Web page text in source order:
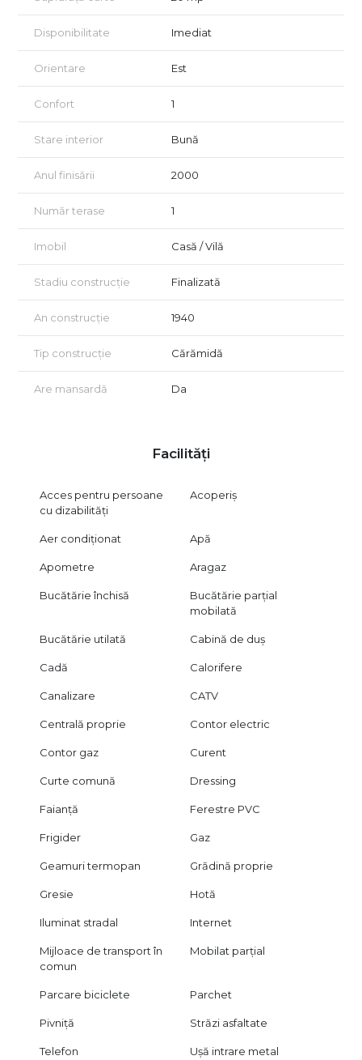
Vizionarea imobilului se face doar in baza semnarii unui acord
de vizionare conform art 2.096-2.102 din Codului Civil.
Disponibilitate Imediat
Orientare Est
Confort 1
Stare interior Bună
Anul finisării 2000
Număr terase 1
Imobil Casă / Vilă
Stadiu construcție Finalizată
An construcție 1940
Tip construcție Cărămidă
Are mansardă Da
Facilități
Acces pentru persoane
cu dizabilități
Acoperiș
Aer condiționat Apă
Apometre Aragaz
Bucătărie închisă
Bucătărie parțial
mobilată
Bucătărie utilată Cabină de duș
Cadă Calorifere
Canalizare CATV
Centrală proprie Contor electric
Contor gaz Curent
Curte comună Dressing
Faianță Ferestre PVC
Frigider Gaz
Geamuri termopan Grădină proprie
Gresie Hotă
Iluminat stradal Internet
Mijloace de transport în
comun
Mobilat parțial
Parcare biciclete Parchet
Pivniță Străzi asfaltate
Telefon Ușă intrare metal